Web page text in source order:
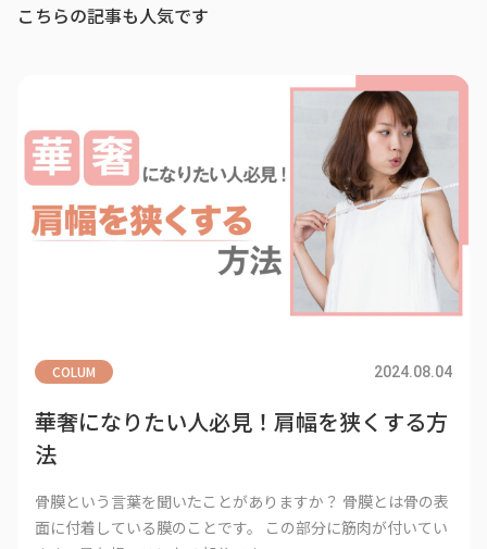
こちらの記事も人気です
COLUM 2024.08.04
華奢になりたい人必見！肩幅を狭くする方
法
骨膜という言葉を聞いたことがありますか？ 骨膜とは骨の表
面に付着している膜のことです。 この部分に筋肉が付いてい